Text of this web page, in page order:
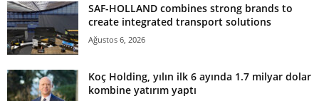
SAF-HOLLAND combines strong brands to
create integrated transport solutions
Ağustos 6, 2026
Koç Holding, yılın ilk 6 ayında 1.7 milyar dolar
kombine yatırım yaptı